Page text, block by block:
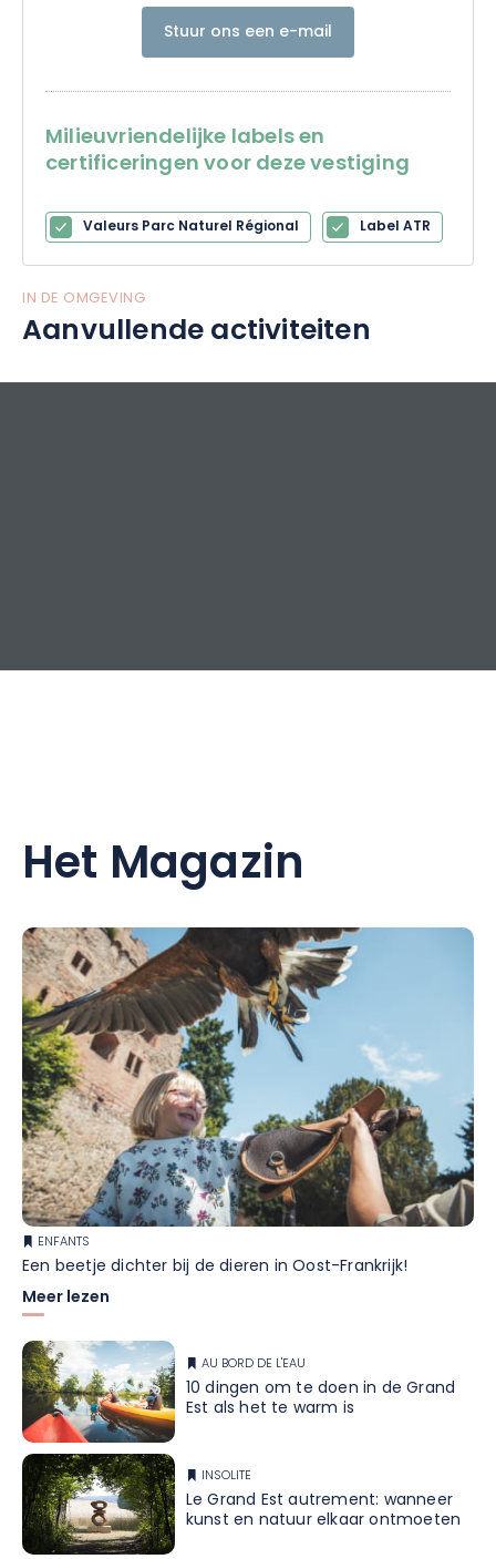
Stuur ons een e-mail
Milieuvriendelijke labels en
certificeringen voor deze vestiging
Valeurs Parc Naturel Régional Label ATR
IN DE OMGEVING
Aanvullende activiteiten
Het Magazin
ENFANTS
Een beetje dichter bij de dieren in Oost-Frankrijk!
Meer lezen
AU BORD DE L'EAU
10 dingen om te doen in de Grand
Est als het te warm is
INSOLITE
Le Grand Est autrement: wanneer
kunst en natuur elkaar ontmoeten